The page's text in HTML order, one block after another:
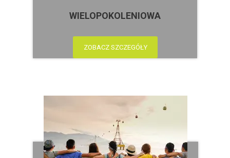
WIELOPOKOLENIOWA
ZOBACZ SZCZEGÓŁY